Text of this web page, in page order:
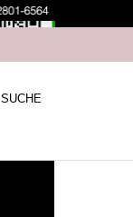
Kasse
SUCHE